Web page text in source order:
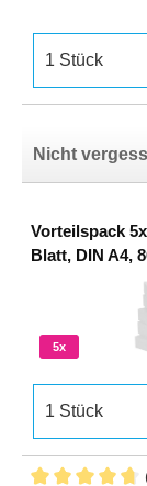
Nicht
Vorteilspack
Blatt, DIN A4,
5x